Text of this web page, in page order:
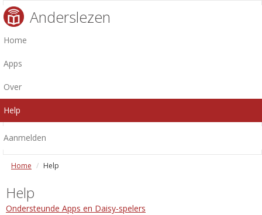
Anderslezen
Home
Apps
Over
Help
Aanmelden
Home Help
Help
Ondersteunde Apps en Daisy-spelers